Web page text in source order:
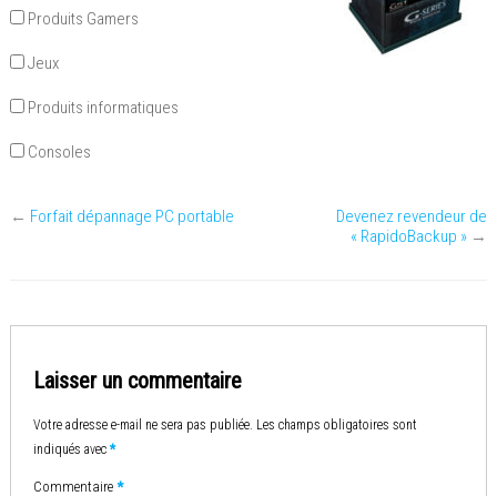
Produits Gamers
Jeux
Produits informatiques
Consoles
← Forfait dépannage PC portable
Devenez revendeur de
« RapidoBackup » →
Laisser un commentaire
Votre adresse e-mail ne sera pas publiée. Les champs obligatoires sont
indiqués avec *
Commentaire *